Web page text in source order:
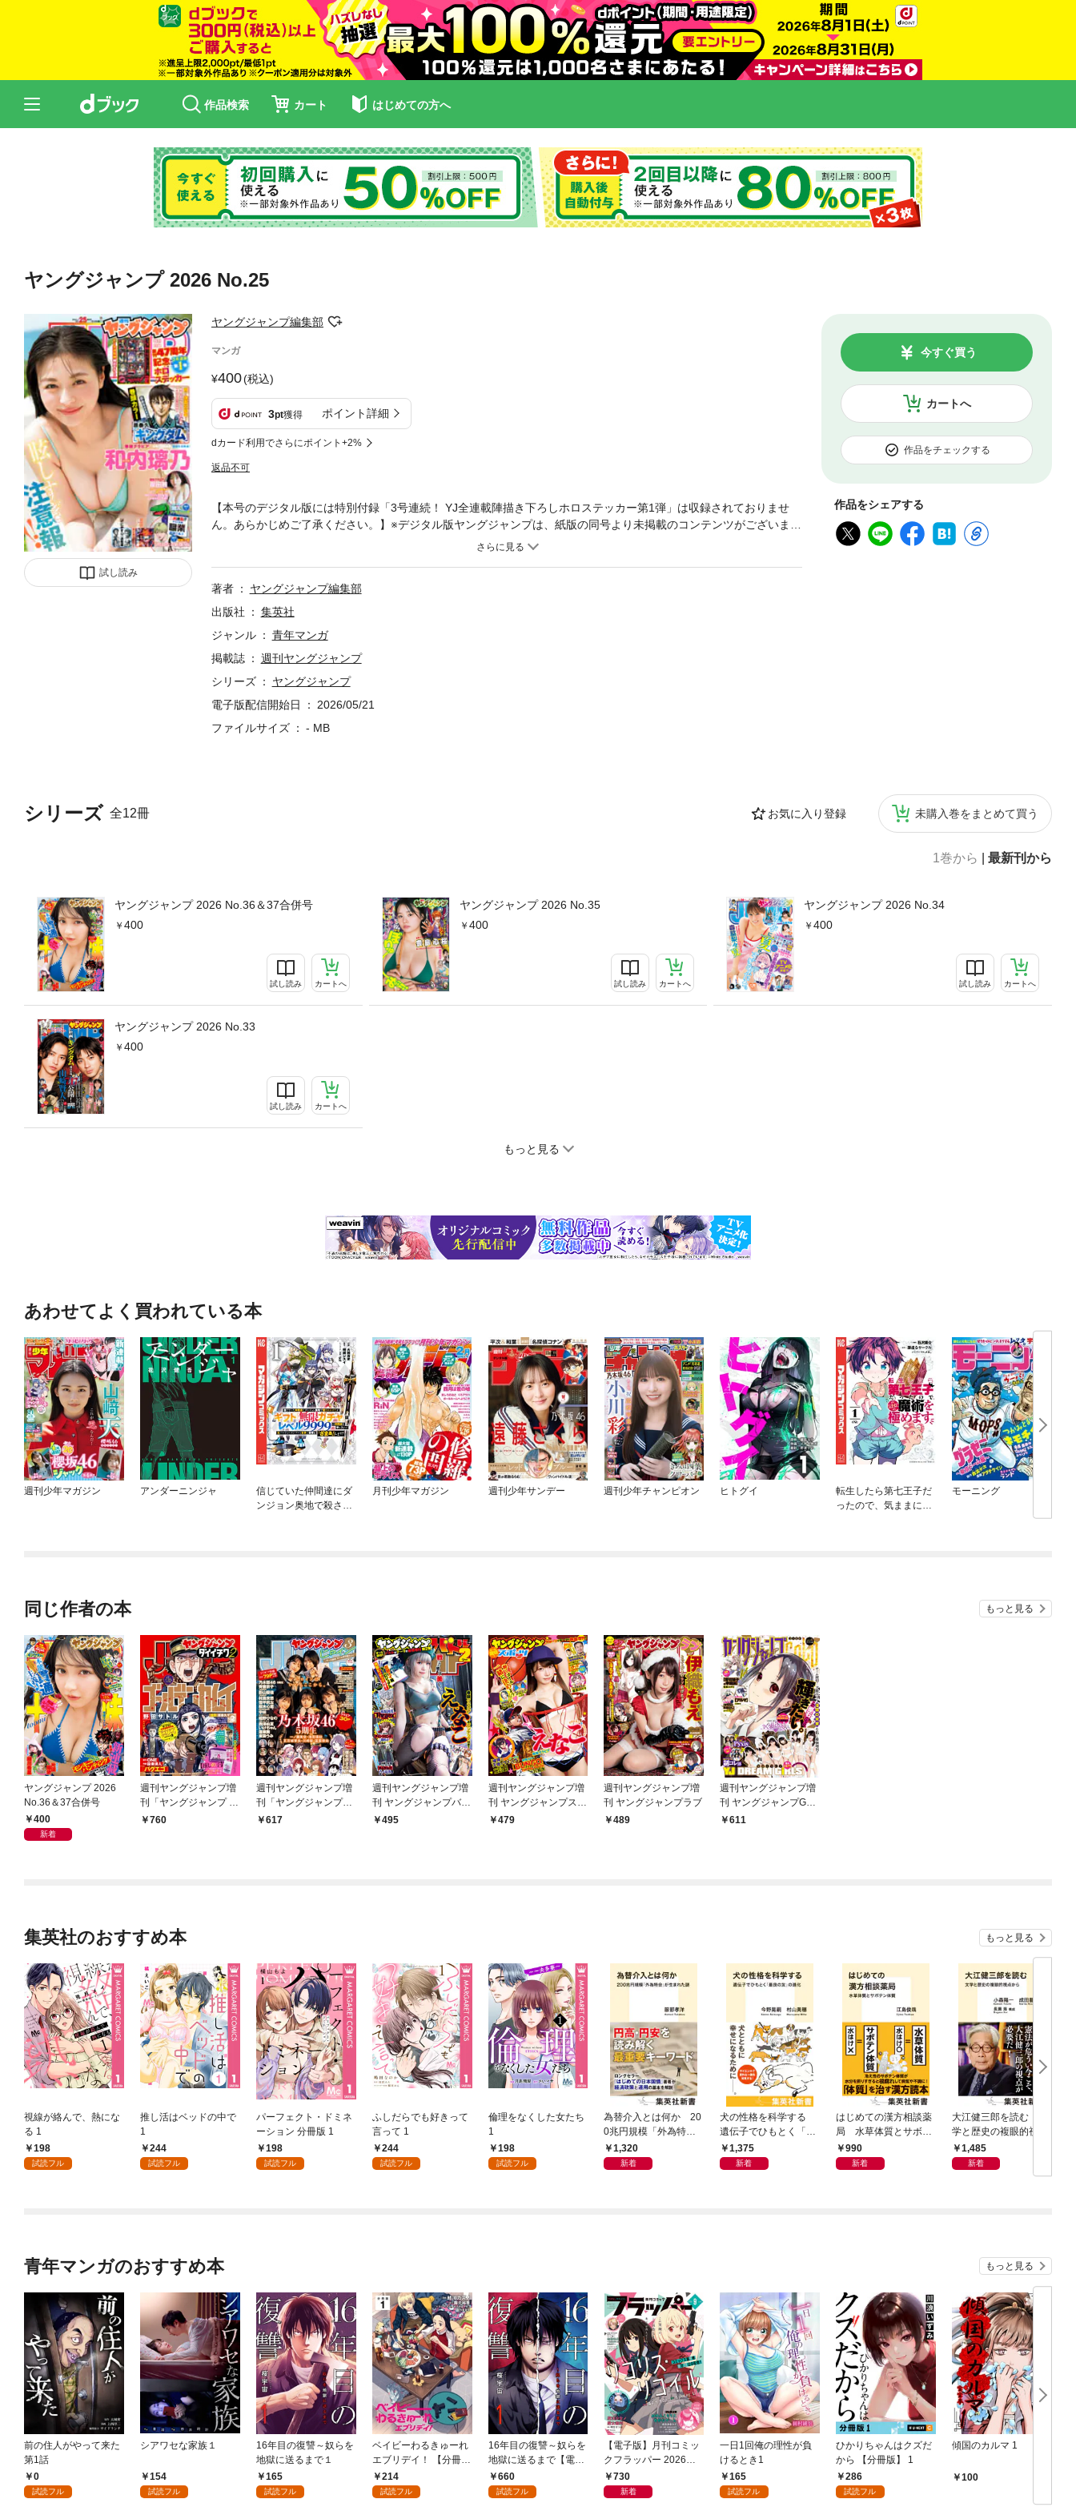
作品検索 カート はじめての方へ
ヤングジャンプ 2026 No.25
試し読み
ヤングジャンプ編集部
マンガ
400(税込)
3pt獲得 ポイント詳細
dカード利用でさらにポイント+2%
返品不可
カートへ
今すぐ買う
作品をチェックする
作品をシェアする
シリーズ 全12冊 お気に入り登録 未購入巻をまとめて買う
1巻から 最新刊から
ヤングジャンプ 2026 No.36＆37合併号
400
試し読み カートへ
ヤングジャンプ 2026 No.35
400
試し読み カートへ
ヤングジャンプ 2026 No.34
400
試し読み カートへ
ヤングジャンプ 2026 No.33
400
試し読み カートへ
もっと見る
【本号のデジタル版には特別付録「3号連続！ YJ全連載陣描き下ろしホロステッカー第1弾」は収録されておりませ
ん。あらかじめご了承ください。】※デジタル版ヤングジャンプは、紙版の同号より未掲載のコンテンツがございま
す。試し読みファイルのデジタル版目次や注意書きをご確認の上ご購入ください。／「ヤングジャンプ 2026 No.2
樹）／【三週連勤!!! ゲスト作家職業読切（2）】『蝕人』（リック・ベッジオ）／【三週連勤!!! ゲスト作家職業読切
（3）】『加齢なる戦隊屋』（吉嗣士道）／【巻末グラビア】岸田雅（すべての瞬間は君だった。）／ほか、14作品を
著者
ヤングジャンプ編集部
出版社
集英社
ジャンル
青年マンガ
掲載誌
週刊ヤングジャンプ
シリーズ
ヤングジャンプ
電子版配信開始日
2026/05/21
ファイルサイズ
- MB
あわせてよく買われている本
週刊少年マガジン アンダーニンジャ
信じていた仲間達にダ
ンジョン奥地で殺され
月刊少年マガジン 週刊少年サンデー 週刊少年チャンピオン ヒトグイ
転生したら第七王子だ
ったので、気ままに魔
モーニング
同じ作者の本 もっと見る
ヤングジャンプ 2026
No.36＆37合併号
400
新着
週刊ヤングジャンプ増
刊「ヤングジャンプ ダ
イイチワ」 vol.2
760
週刊ヤングジャンプ増
刊「ヤングジャンプヒ
ロイン3」
617
週刊ヤングジャンプ増
刊 ヤングジャンプバト
ル2495
週刊ヤングジャンプ増
刊 ヤングジャンプスポ
ーツ479
週刊ヤングジャンプ増
刊 ヤングジャンプラブ
489
週刊ヤングジャンプ増
刊 ヤングジャンプGOL
D vol.4
611
集英社のおすすめ本 もっと見る
視線が絡んで、熱にな
る 1
198
試読フル
推し活はベッドの中で
1
244
試読フル
パーフェクト・ドミネ
ーション 分冊版 1
198
試読フル
ふしだらでも好きって
言って 1
244
試読フル
倫理をなくした女たち
1
198
試読フル
為替介入とは何か 20
0兆円規模「外為特
会」が生まれた謎
1,320
新着
犬の性格を科学する
遺伝子でひもとく「最
良の友」の進化
1,375
新着
はじめての漢方相談薬
局 水草体質とサボテ
ン体質
990
新着
大江健三郎を読む 文
学と歴史の複眼的視点
から1,485
新着
青年マンガのおすすめ本 もっと見る
前の住人がやって来た
第1話
0
試読フル
シアワセな家族１
154
試読フル
16年目の復讐～奴らを
地獄に送るまで１
165
試読フル
ベイビーわるきゅーれ
エブリデイ！ 【分冊
版】 1
214
試読フル
16年目の復讐～奴らを
地獄に送るまで【電子
単行本版】１
660
試読フル
【電子版】月刊コミッ
クフラッパー 2026年9
月号730
新着
一日1回俺の理性が負
けるとき1
165
試読フル
ひかりちゃんはクズだ
から 【分冊版】 1
286
試読フル
傾国のカルマ 1
100